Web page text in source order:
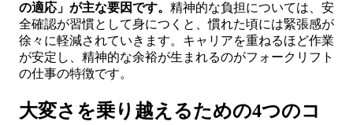
の適応」が主な要因です。 精神的な負担については、安
全確認が習慣として身につくと、慣れた頃には緊張感が
徐々に軽減されていきます。キャリアを重ねるほど作業
が安定し、精神的な余裕が生まれるのがフォークリフト
の仕事の特徴です。
大変さを乗り越えるための4つのコ